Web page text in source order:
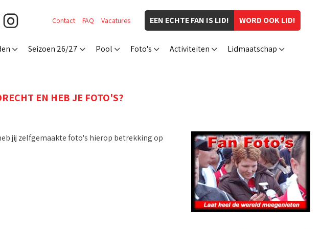
WORD OOK LID!
EEN ECHTE FAN IS LID!
Contact FAQ Vacatures
Seizoen 26/27 Pool Foto's Activiteiten Lidmaatschap
EN HEB JE FOTO'S?
jij zelfgemaakte foto's hierop betrekking op